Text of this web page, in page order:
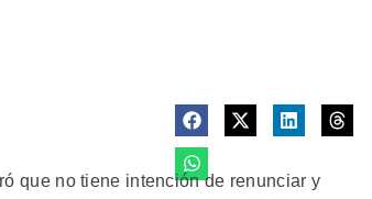
que no tiene intención de renunciar y